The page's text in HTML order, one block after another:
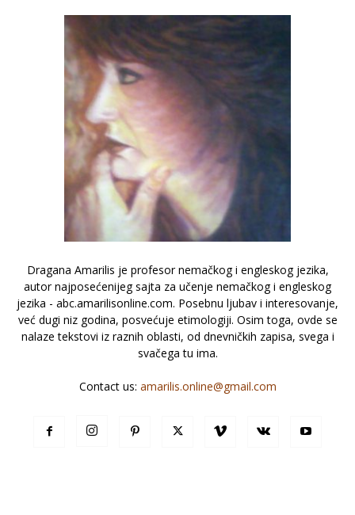
Dragana Amarilis je profesor nemačkog i engleskog jezika,
autor najposećenijeg sajta za učenje nemačkog i engleskog
jezika - abc.amarilisonline.com. Posebnu ljubav i interesovanje,
već dugi niz godina, posvećuje etimologiji. Osim toga, ovde se
nalaze tekstovi iz raznih oblasti, od dnevničkih zapisa, svega i
svačega tu ima.
Contact us: amarilis.online@gmail.com